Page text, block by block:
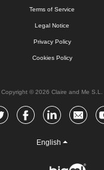
Terms of Service
Legal Notice
Privacy Policy
Cookies Policy
English
Copyright © 2026 Claire and Me S.L.